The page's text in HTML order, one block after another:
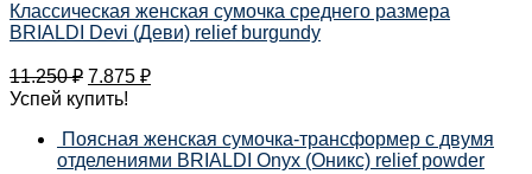
Классическая женская сумочка среднего размера
BRIALDI Devi (Деви) relief burgundy
11.250₽ 7.875 ₽
Успей купить!
Поясная женская сумочка-трансформер с двумя
отделениями BRIALDI Onyx (Оникс) relief powder